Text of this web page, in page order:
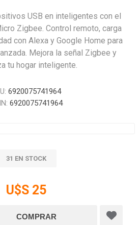
USB en inteligentes con el
Zigbee. Control remoto, carga
con Alexa y Google Home para
Mejora la señal Zigbee y
tu hogar inteligente.
6920075741964
6920075741964
31 EN STOCK
U$S 25